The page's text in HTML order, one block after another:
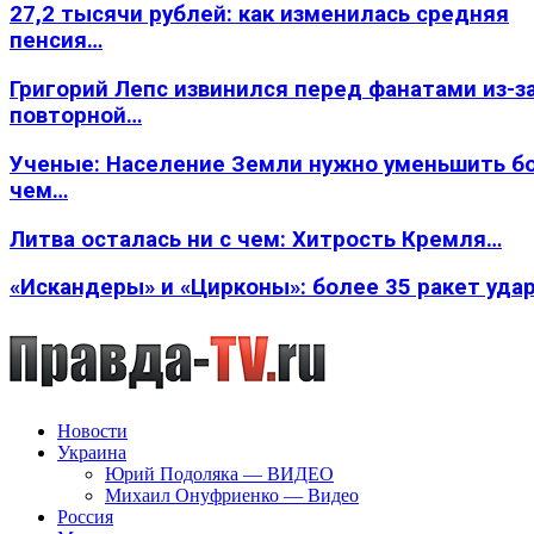
27,2 тысячи рублей: как изменилась средняя
пенсия…
Григорий Лепс извинился перед фанатами из-
повторной…
Ученые: Население Земли нужно уменьшить
чем…
Литва осталась ни с чем: Хитрость Кремля…
«Искандеры» и «Цирконы»: более 35 ракет
Новости
Украина
Юрий Подоляка — ВИДЕО
Михаил Онуфриенко — Видео
Россия